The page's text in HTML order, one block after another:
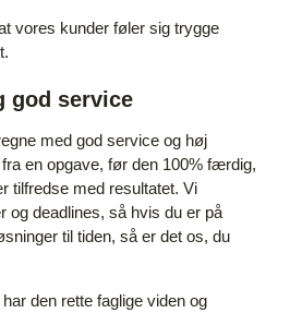
vores kunder føler sig trygge
god service
med god service og høj
en opgave, før den 100% færdig,
tilfredse med resultatet. Vi
og deadlines, så hvis du er på
til tiden, så er det os, du
den rette faglige viden og